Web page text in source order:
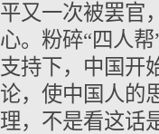
平又一次被罢官
心。粉碎“四人帮
支持下，中国开
论，使中国人的
理，不是看这话